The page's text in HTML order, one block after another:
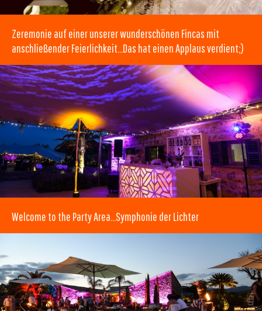
Zeremonie auf einer unserer wunderschönen Fincas mit
anschließender Feierlichkeit…Das hat einen Applaus verdient;)
Welcome to the Party Area…Symphonie der Lichter